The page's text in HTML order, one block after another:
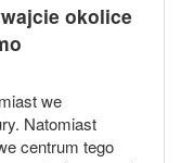
okolice
we
Natomiast
centrum tego